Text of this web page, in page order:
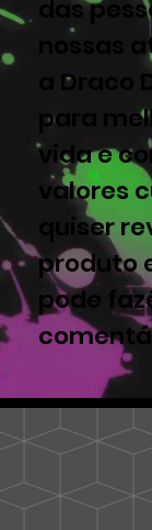
das
nossas
a
para
vida e
valores
quiser
produto
pode